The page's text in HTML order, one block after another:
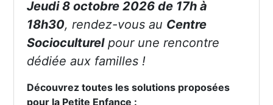
Jeudi 8 octobre 2026 de 17h à
18h30, rendez-vous au Centre
Socioculturelpour une rencontre
dédiée aux familles !
Découvrez toutes les solutions proposées
pour la Petite Enfance :